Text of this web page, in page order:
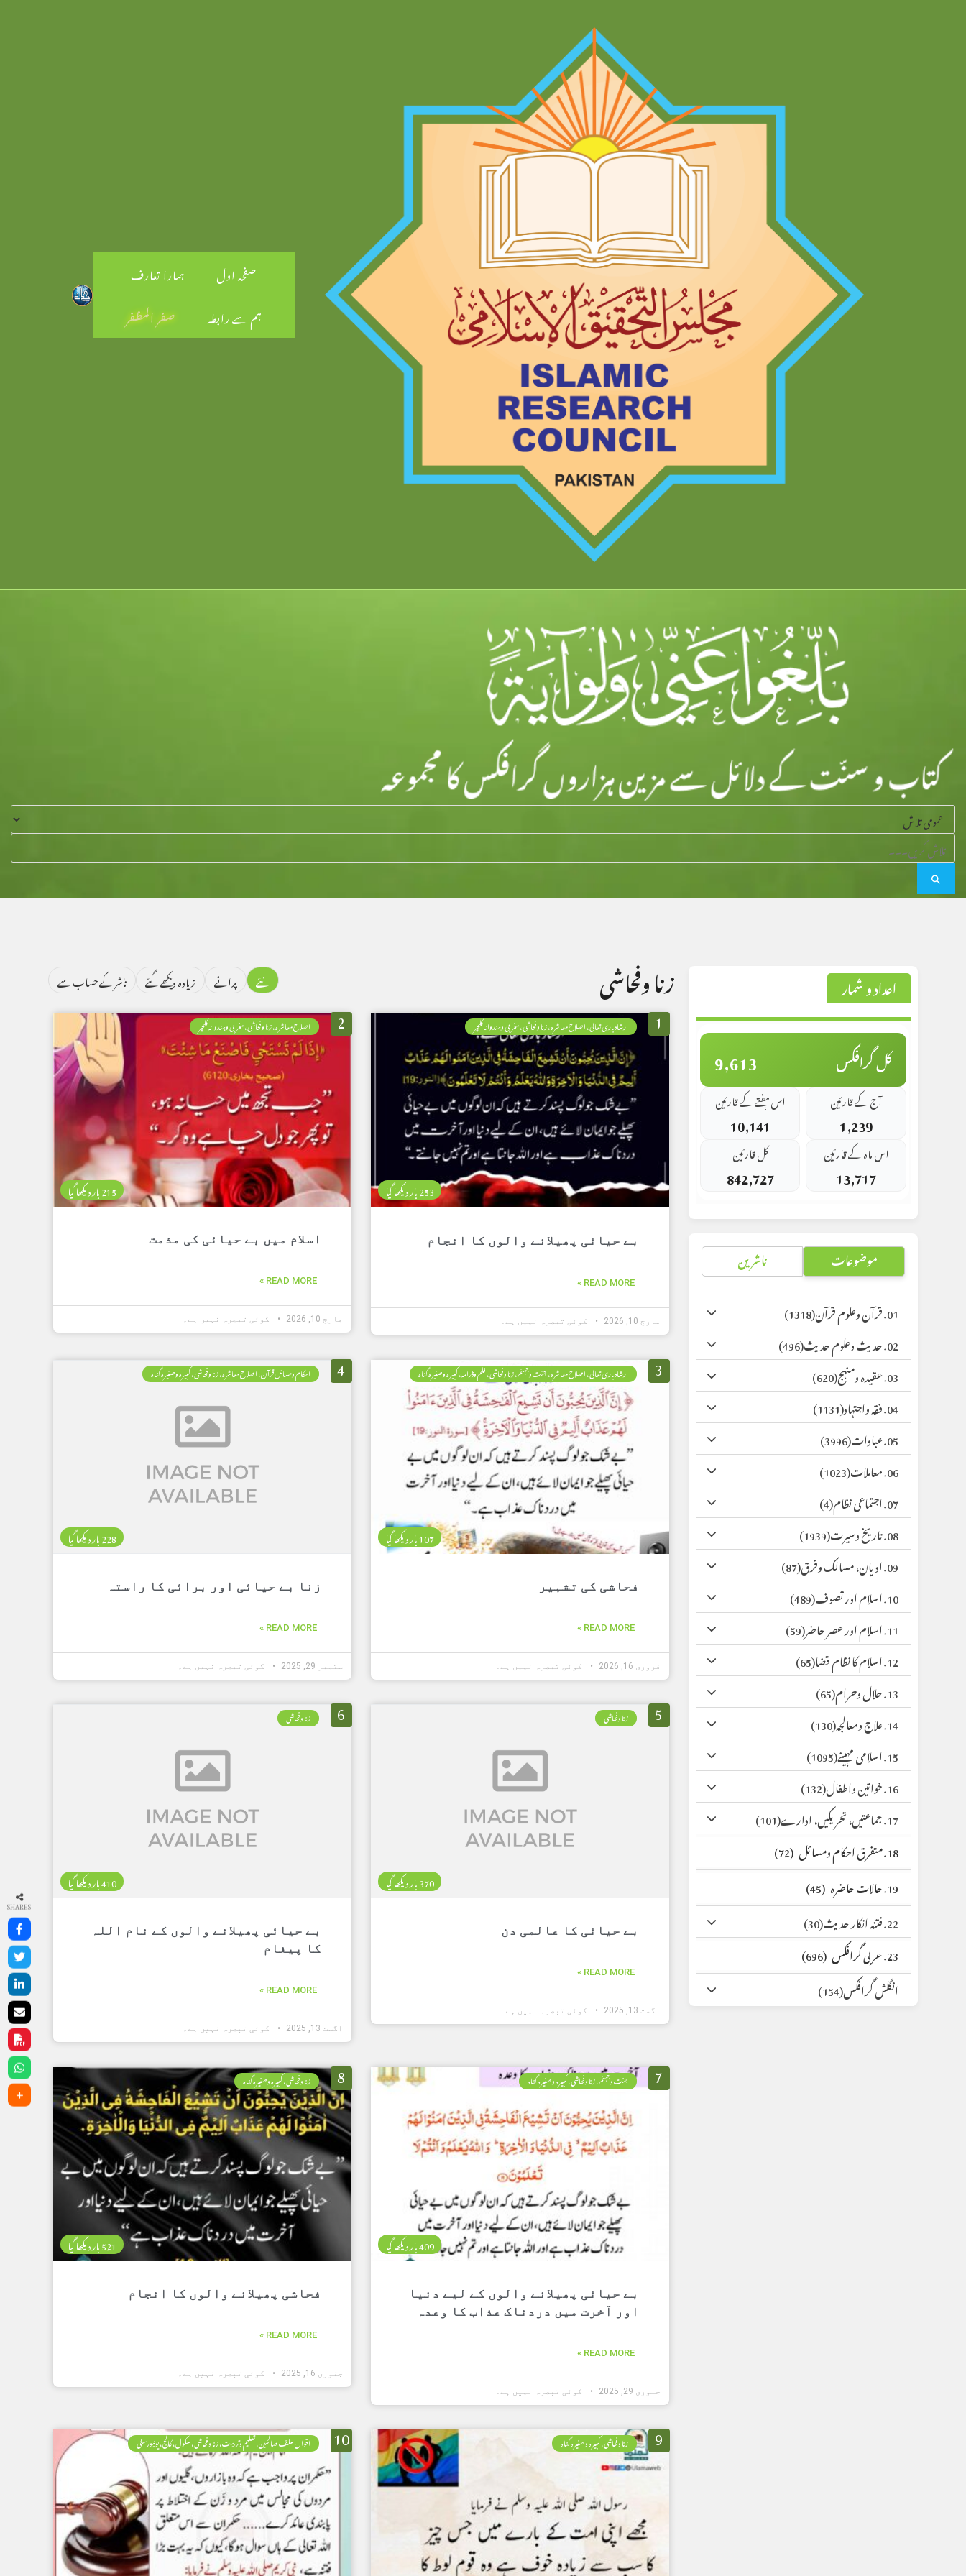
صفحہ اول
ہمارا تعارف
ہم سے رابطہ
صفر المظفر
زنا وفحاشی نئے پرانے زیادہ دیکھے گئے ناشر کے حساب سے
1 ارشاد باری تعالٰی، اصلاح معاشرہ، زنا وفحاشی، مغربی وہندوانہ کلچر
253 بار دیکھا گیا
بے حیائی پھیلانے والوں کا انجام
READ MORE »
مارچ 10, 2026 کوئی تبصرہ نہیں ہے۔
2 اصلاح معاشرہ، زنا وفحاشی، مغربی وہندوانہ کلچر
215 بار دیکھا گیا
اسلام میں بے حیائی کی مذمت
READ MORE »
مارچ 10, 2026 کوئی تبصرہ نہیں ہے۔
3 ارشاد باری تعالٰی، اصلاح معاشرہ، جنت وجہنم، زنا وفحاشی، فلم وڈرامہ، کبیرہ وصغیرہ گناہ
107 بار دیکھا گیا
فحاشی کی تشہیر
READ MORE »
فروری 16, 2026 کوئی تبصرہ نہیں ہے۔
4 احکام ومسائل قرآن، اصلاح معاشرہ، زنا وفحاشی، کبیرہ وصغیرہ گناہ
228 بار دیکھا گیا
زنا بے حیائی اور برائی کا راستہ
READ MORE »
ستمبر 29, 2025 کوئی تبصرہ نہیں ہے۔
5 زنا وفحاشی
370 بار دیکھا گیا
بے حیائی کا عالمی دن
READ MORE »
اگست 13, 2025 کوئی تبصرہ نہیں ہے۔
6 زنا وفحاشی
410 بار دیکھا گیا
بے حیائی پھیلانے والوں کے نام اللہ
کا پیغام
READ MORE »
اگست 13, 2025 کوئی تبصرہ نہیں ہے۔
7 جنت وجہنم، زنا وفحاشی، کبیرہ وصغیرہ گناہ
409 بار دیکھا گیا
بے حیائی پھیلانے والوں کے لیے دنیا
اور آخرت میں دردناک عذاب کا وعدہ
READ MORE »
جنوری 29, 2025 کوئی تبصرہ نہیں ہے۔
8 زنا وفحاشی، کبیرہ وصغیرہ گناہ
521 بار دیکھا گیا
فحاشی پھیلانے والوں کا انجام
READ MORE »
جنوری 16, 2025 کوئی تبصرہ نہیں ہے۔
9 زنا وفحاشی، کبیرہ وصغیرہ گناہ 10 اقوال سلف صالحین، تعلیم وتربیت، زنا وفحاشی، سکول، کالج، یونیورسٹی
اعداد و شمار
کل گرافکس 9,613
آج کے قارئین
1,239
اس ہفتے کے قارئین
10,141
اس ماہ کے قارئین
13,717
کل قارئین
842,727
موضوعات ناشرین
01. قرآن وعلوم قرآن
(1318)
02. حدیث وعلوم حدیث
(496)
03. عقیدہ ومنہج
(620)
04. فقہ واجتہاد
(1131)
05. عبادات
(3996)
06. معاملات
(1023)
07. اجتماعی نظام
(4)
08. تاریخ وسیرت
(1939)
09. ادیان، مسالک وفرق
(87)
10. اسلام اور تصوف
(489)
11. اسلام اور عصر حاضر
(59)
12. اسلام کا نظام قضا
(65)
13. حلال وحرام
(65)
14. علاج ومعالجہ
(130)
15. اسلامی مہینے
(1095)
16. خواتین واطفال
(132)
17. جماعتیں، تحریکیں، ادارے
(101)
18. متفرق احکام ومسائل
(72)
19. حالات حاضرہ
(45)
22. فتنہ انکار حدیث
(30)
23. عربی گرافکس
(696)
انگلش گرافکس(154)
SHARES